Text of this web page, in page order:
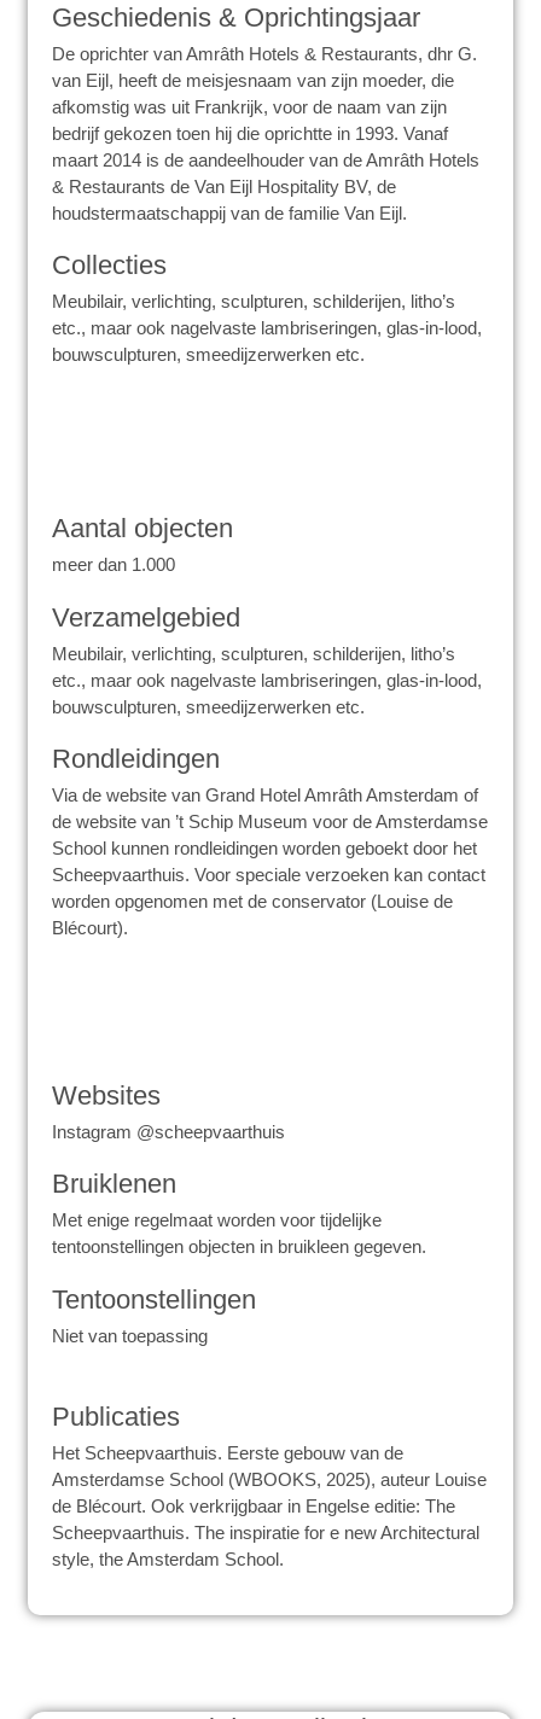
Geschiedenis & Oprichtingsjaar
De oprichter van Amrâth Hotels & Restaurants, dhr G.
van Eijl, heeft de meisjesnaam van zijn moeder, die
afkomstig was uit Frankrijk, voor de naam van zijn
bedrijf gekozen toen hij die oprichtte in 1993. Vanaf
maart 2014 is de aandeelhouder van de Amrâth Hotels
& Restaurants de Van Eijl Hospitality BV, de
houdstermaatschappij van de familie Van Eijl.
Collecties
Meubilair, verlichting, sculpturen, schilderijen, litho’s
etc., maar ook nagelvaste lambriseringen, glas-in-lood,
bouwsculpturen, smeedijzerwerken etc.
Aantal objecten
meer dan 1.000
Verzamelgebied
Meubilair, verlichting, sculpturen, schilderijen, litho’s
etc., maar ook nagelvaste lambriseringen, glas-in-lood,
bouwsculpturen, smeedijzerwerken etc.
Rondleidingen
Via de website van Grand Hotel Amrâth Amsterdam of
de website van ’t Schip Museum voor de Amsterdamse
School kunnen rondleidingen worden geboekt door het
Scheepvaarthuis. Voor speciale verzoeken kan contact
worden opgenomen met de conservator (Louise de
Blécourt).
Websites
Instagram @scheepvaarthuis
Bruiklenen
Met enige regelmaat worden voor tijdelijke
tentoonstellingen objecten in bruikleen gegeven.
Tentoonstellingen
Niet van toepassing
Publicaties
Het Scheepvaarthuis. Eerste gebouw van de
Amsterdamse School (WBOOKS, 2025), auteur Louise
de Blécourt. Ook verkrijgbaar in Engelse editie: The
Scheepvaarthuis. The inspiratie for e new Architectural
style, the Amsterdam School.